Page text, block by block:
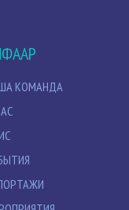
КОМАНДА